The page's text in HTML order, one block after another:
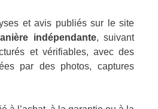
et avis publiés sur le site
indépendante, suivant
et vérifiables, avec des
par des photos, captures